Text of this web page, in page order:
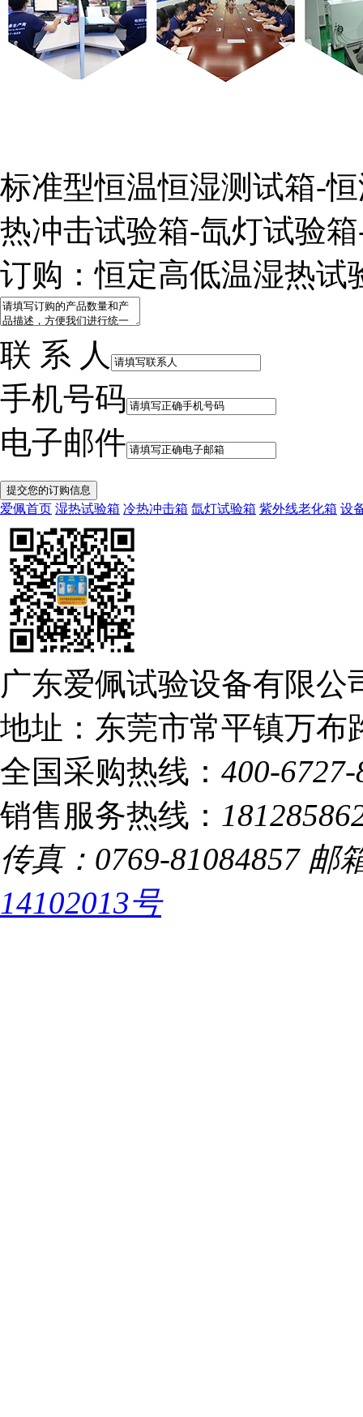
标准型恒温恒湿测试箱-
热冲击试验箱-氙灯试验
订购：恒定高低温湿热试
联 系 人
手机号码
电子邮件
爱佩首页 湿热试验箱 冷热冲击箱 氙灯试验箱 紫外线老化箱 设
广东爱佩试验设备有限
地址：东莞市常平镇万布
全国采购热线： 400-6727-
销售服务热线：
传真：0769-81084857 邮
14102013号